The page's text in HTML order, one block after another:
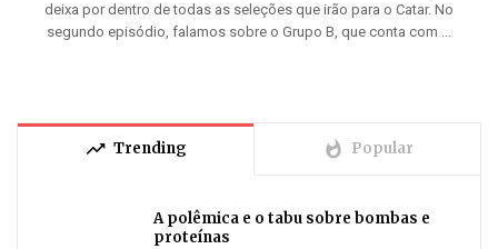
deixa por dentro de todas as seleções que irão para o Catar. No
segundo episódio, falamos sobre o Grupo B, que conta com ...
trending_up Trending whatshot Popular
A polêmica e o tabu sobre bombas e
proteínas